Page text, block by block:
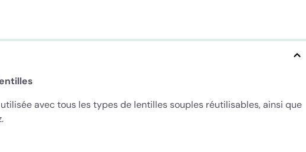
avec tous les types de lentilles souples réutilisables, ainsi que